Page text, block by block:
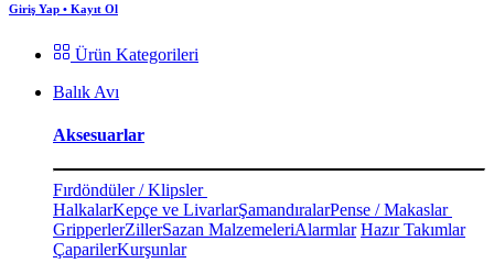
Giriş Yap • Kayıt Ol
Ürün Kategorileri
Balık Avı
Aksesuarlar
Fırdöndüler / Klipsler
HalkalarKepçe ve LivarlarŞamandıralarPense / Makaslar
GripperlerZillerSazan MalzemeleriAlarmlar Hazır Takımlar
ÇaparilerKurşunlar